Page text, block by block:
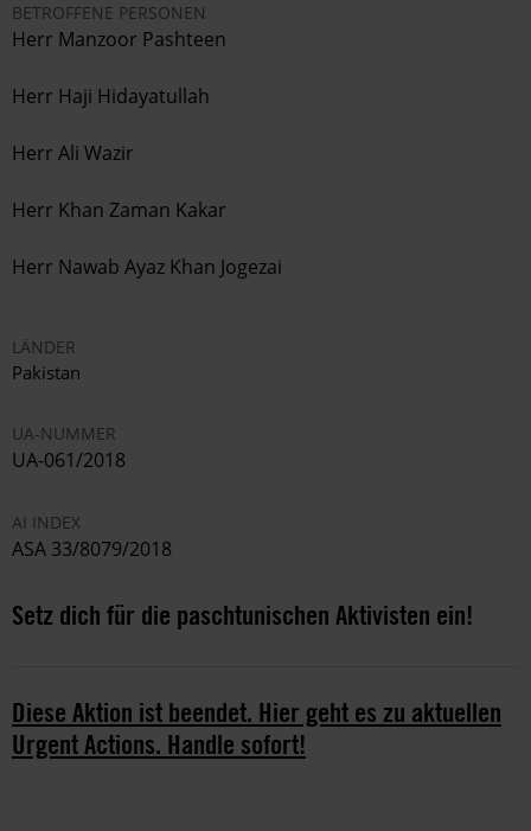
BETROFFENE PERSONEN
Herr Manzoor Pashteen
Herr Haji Hidayatullah
Herr Ali Wazir
Herr Khan Zaman Kakar
Herr Nawab Ayaz Khan Jogezai
LÄNDER
Pakistan
UA-NUMMER
UA-061/2018
AI INDEX
ASA 33/8079/2018
Setz dich für die paschtunischen Aktivisten ein!
Diese Aktion ist beendet. Hier geht es zu aktuellen
Urgent Actions. Handle sofort!